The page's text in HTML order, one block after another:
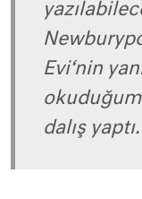
Evi‘nin
dalış yaptı.